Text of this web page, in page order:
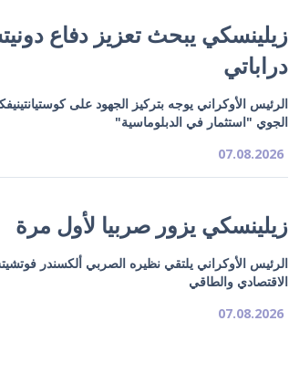
زيلينسكي يبحث تعزيز دفاع
دراباتي
الرئيس الأوكراني يوجه بتركيز الجهود على
الجوي "استثمار في الدبلوماسية"
07.08.2026
زيلينسكي يزور صربيا لأول مرة
الرئيس الأوكراني يلتقي نظيره الصربي ألكسندر
الاقتصادي والطاقي
07.08.2026